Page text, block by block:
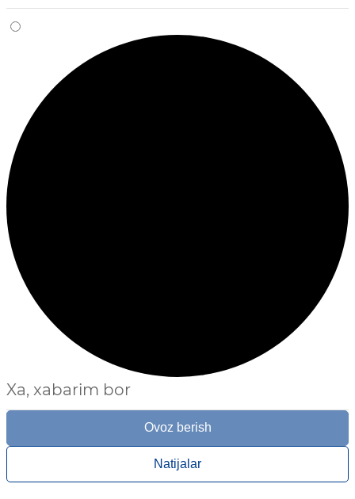
Xa, xabarim bor
Ovoz berish
Natijalar